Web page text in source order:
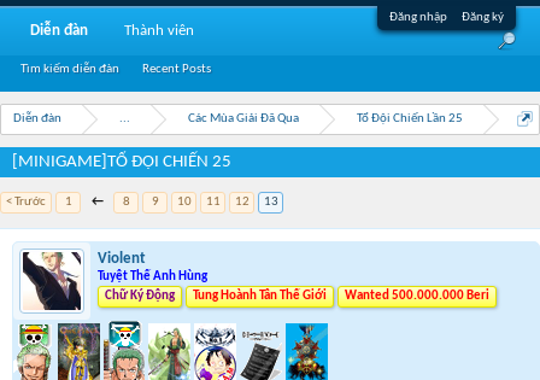
Đăng nhập Đăng ký
Diễn đàn ... Các Mùa Giải Đã Qua Tổ Đội Chiến Lần 25
[MINIGAME]TỔ ĐỘI CHIẾN 25
< Trước 1 ← 8 9 10 11 12 13
Violent
Tuyệt Thế Anh Hùng
Chữ Ký Động
Tung Hoành Tân Thế Giới Wanted 500.000.000 Beri
Diễn đàn
Tìm kiếm diễn đàn Recent Posts
Thành viên